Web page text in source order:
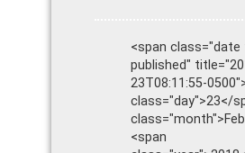
<span class="date
published"
23T08:11:55-
class="day">23</
<span